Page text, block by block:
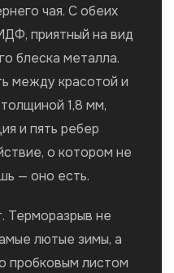
чая. С обеих
приятный на вид
блеска металла.
между красотой и
1,8 мм,
и пять ребер
о котором не
— оно есть.
Терморазрыв не
лютые зимы, а
пробковым листом